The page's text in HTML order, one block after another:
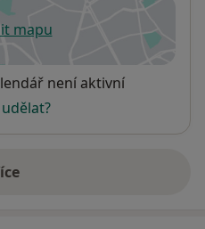
mapu
se otevře v nové záložce
není aktivní
o adrese